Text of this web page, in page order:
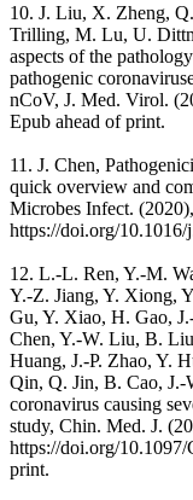
10. J. Liu, X. Zheng,
Trilling, M. Lu, U.
aspects of the
pathogenic
nCoV, J. Med. Virol.
Epub ahead of print.
11. J. Chen,
quick overview and
Microbes Infect. (2020),
https://doi.org/
12. L.-L. Ren, Y.-M.
Y.-Z. Jiang, Y. Xiong,
Gu, Y. Xiao, H. Gao,
Chen, Y.-W. Liu, B.
Huang, J.-P. Zhao, Y.
Qin, Q. Jin, B. Cao, J.-
coronavirus causing
study, Chin. Med. J.
https://doi.org/
print.